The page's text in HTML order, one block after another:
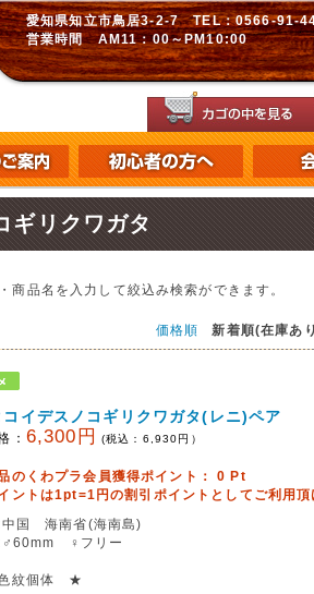
愛知県知立市鳥居3-2-7 TEL：0566-
営業時間 AM11：00～PM10:00
ギリクワガタ
商品名を入力して絞込み検索ができます。
価格順 新着順(在庫あ
コイデスノコギリクワガタ(レニ)ペア
： 6,300円 (税込： 6,930円）
のくわプラ会員獲得ポイント：0 Pt
ントは1pt=1円の割引ポイントとしてご利用頂
国 海南省(海南島)
♀フリー
紋個体 ★